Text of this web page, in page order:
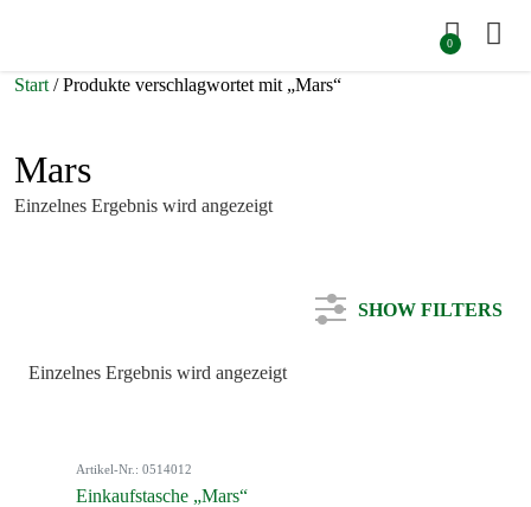
0
Start / Produkte verschlagwortet mit „Mars“
Mars
Einzelnes Ergebnis wird angezeigt
SHOW FILTERS
Farbe
Einzelnes Ergebnis wird angezeigt
Artikel-Nr.: 0514012
Einkaufstasche „Mars“